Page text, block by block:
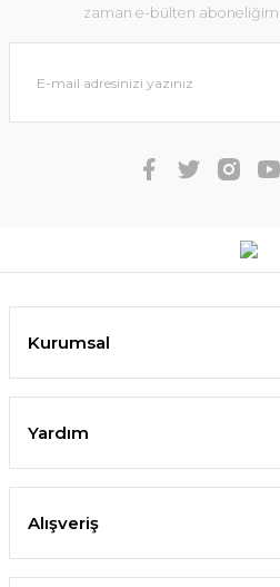
zaman e-bülten
Kurumsal
Yardım
Alışveriş